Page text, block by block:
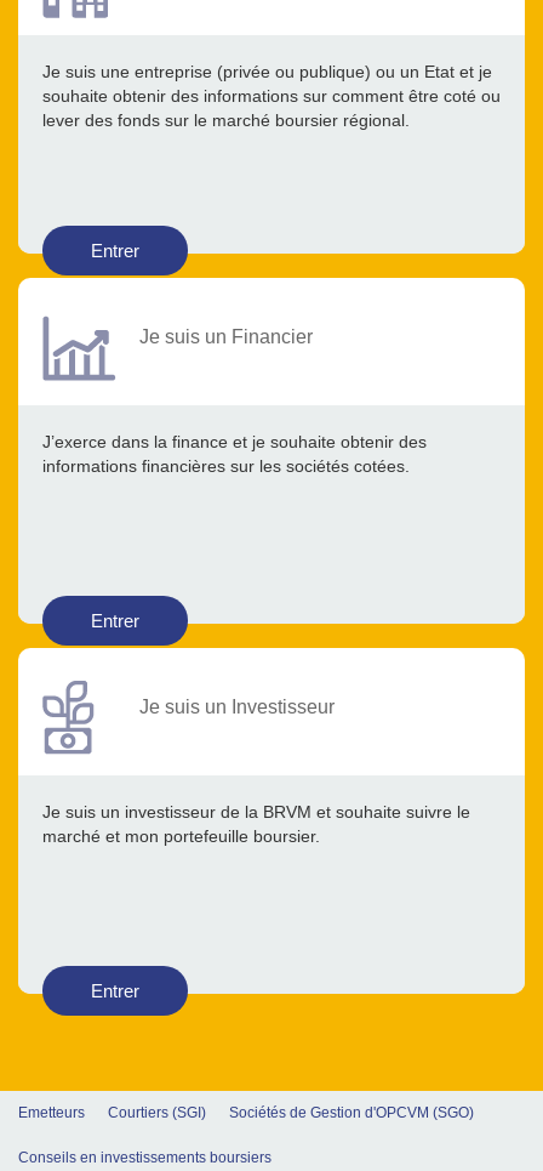
Je suis une entreprise (privée ou publique) ou un Etat et je
souhaite obtenir des informations sur comment être coté ou
lever des fonds sur le marché boursier régional.
Entrer
Je suis un Financier
J’exerce dans la finance et je souhaite obtenir des
informations financières sur les sociétés cotées.
Entrer
Je suis un Investisseur
Je suis un investisseur de la BRVM et souhaite suivre le
marché et mon portefeuille boursier.
Entrer
Emetteurs Courtiers (SGI) Sociétés de Gestion d'OPCVM (SGO)
Conseils en investissements boursiers